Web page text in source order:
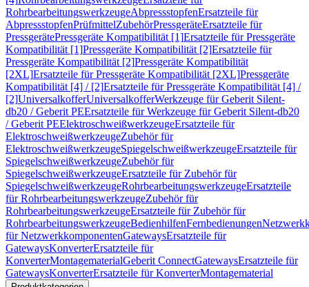
RohrbearbeitungswerkzeugeAbpressstopfenErsatzteile für
AbpressstopfenPrüfmittelZubehörPressgeräteErsatzteile für
PressgerätePressgeräte Kompatibilität [1]Ersatzteile für Pressgeräte
Kompatibilität [1]Pressgeräte Kompatibilität [2]Ersatzteile für
Pressgeräte Kompatibilität [2]Pressgeräte Kompatibilität
[2XL]Ersatzteile für Pressgeräte Kompatibilität [2XL]Pressgeräte
Kompatibilität [4] / [2]Ersatzteile für Pressgeräte Kompatibilität [4] /
[2]UniversalkofferUniversalkofferWerkzeuge für Geberit Silent-
db20 / Geberit PEErsatzteile für Werkzeuge für Geberit Silent-db20
/ Geberit PEElektroschweißwerkzeugeErsatzteile für
ElektroschweißwerkzeugeZubehör für
ElektroschweißwerkzeugeSpiegelschweißwerkzeugeErsatzteile für
SpiegelschweißwerkzeugeZubehör für
SpiegelschweißwerkzeugeErsatzteile für Zubehör für
SpiegelschweißwerkzeugeRohrbearbeitungswerkzeugeErsatzteile
für RohrbearbeitungswerkzeugeZubehör für
RohrbearbeitungswerkzeugeErsatzteile für Zubehör für
RohrbearbeitungswerkzeugeBedienhilfenFernbedienungen
für NetzwerkkomponentenGatewaysErsatzteile für
GatewaysKonverterErsatzteile für
KonverterMontagematerialGeberit ConnectGatewaysErsatzteile für
GatewaysKonverterErsatzteile für KonverterMontagematerial